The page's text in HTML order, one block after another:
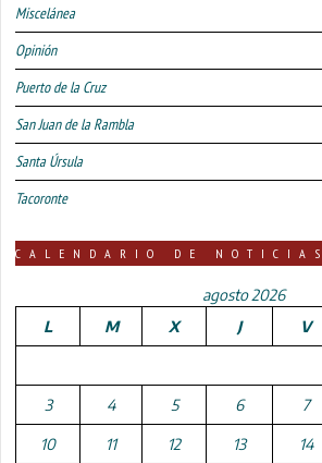
Miscelánea
Opinión
Puerto de la Cruz
San Juan de la Rambla
Santa Úrsula
Tacoronte
CALENDARIO DE NOTICIAS
agosto 2026
L
M X J V
3 4 5 6 7
10 11 12 13 14